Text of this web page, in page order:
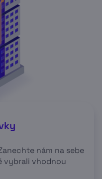
nám na sebe
vybrali vhodnou